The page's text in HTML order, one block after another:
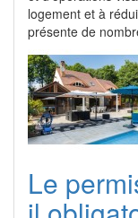
logement et à
présente de
Le